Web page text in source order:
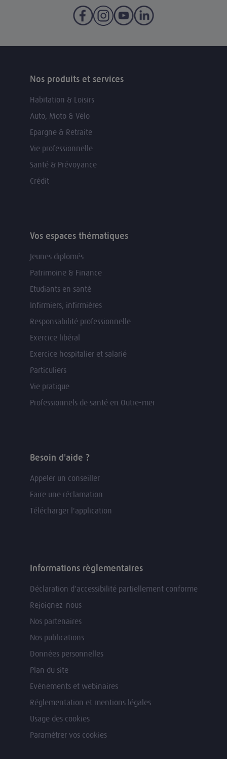
Nos produits et services
Habitation & Loisirs
Auto, Moto & Vélo
Epargne & Retraite
Vie professionnelle
Santé & Prévoyance
Crédit
Vos espaces thématiques
Jeunes diplômés
Patrimoine & Finance
Etudiants en santé
Infirmiers, infirmières
Responsabilité professionnelle
Exercice libéral
Exercice hospitalier et salarié
Particuliers
Vie pratique
Professionnels de santé en Outre-mer
Besoin d'aide ?
Appeler un conseiller
Faire une réclamation
Télécharger l'application
Informations règlementaires
Déclaration d'accessibilité partiellement conforme
Rejoignez-nous
Nos partenaires
Nos publications
Données personnelles
Plan du site
Evénements et webinaires
Réglementation et mentions légales
Usage des cookies
Paramétrer vos cookies